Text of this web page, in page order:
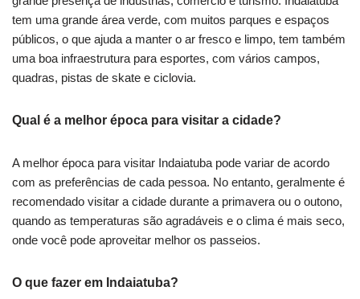
tem uma grande área verde, com muitos parques e espaços
públicos, o que ajuda a manter o ar fresco e limpo, tem também
uma boa infraestrutura para esportes, com vários campos,
quadras, pistas de skate e ciclovia.
Qual é a melhor época para visitar a cidade?
A melhor época para visitar Indaiatuba pode variar de acordo
com as preferências de cada pessoa. No entanto, geralmente é
recomendado visitar a cidade durante a primavera ou o outono,
quando as temperaturas são agradáveis e o clima é mais seco,
onde você pode aproveitar melhor os passeios.
O que fazer em Indaiatuba?